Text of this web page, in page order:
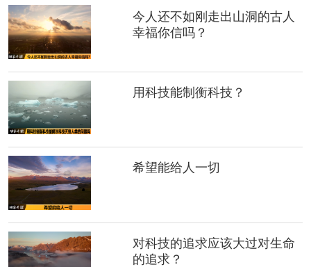
今人还不如刚走出山洞的古人
幸福你信吗？
用科技能制衡科技？
希望能给人一切
对科技的追求应该大过对生命
的追求？